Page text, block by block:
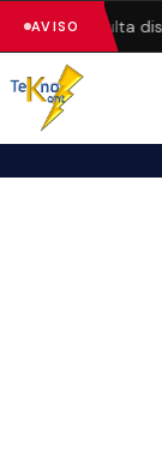
AVISOConsulta